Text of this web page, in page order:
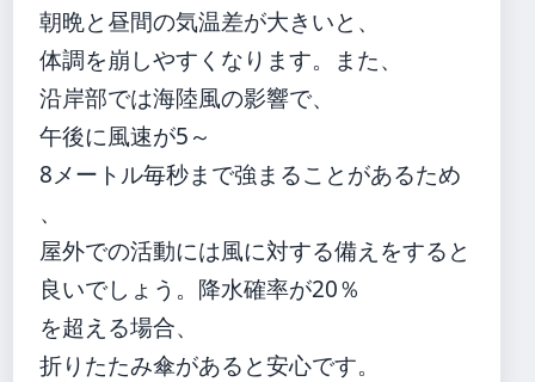
朝晩と昼間の気温差が大きいと、
体調を崩しやすくなります。また、
沿岸部では海陸風の影響で、
午後に風速が5～
8メートル毎秒まで強まることがあるため
、
屋外での活動には風に対する備えをすると
良いでしょう。降水確率が20％
を超える場合、
折りたたみ傘があると安心です。